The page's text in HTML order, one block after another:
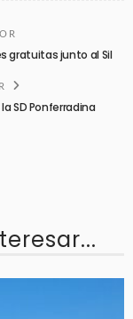
gratuitas junto al Sil
SD Ponferradina